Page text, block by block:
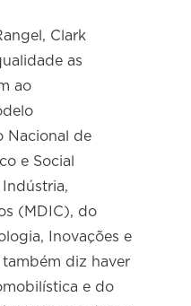
Clark
as
ao
Nacional de
e Social
(MDIC), do
Inovações e
também diz haver
e do